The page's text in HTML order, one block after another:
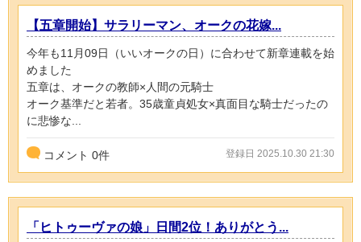
【五章開始】サラリーマン、オークの花嫁...
今年も11月09日（いいオークの日）に合わせて新章連載を始
めました
五章は、オークの教師×人間の元騎士
オーク基準だと若者。35歳童貞処女×真面目な騎士だったの
に悲惨な...
コメント 0件 登録日 2025.10.30 21:30
「ヒトゥーヴァの娘」日間2位！ありがとう...